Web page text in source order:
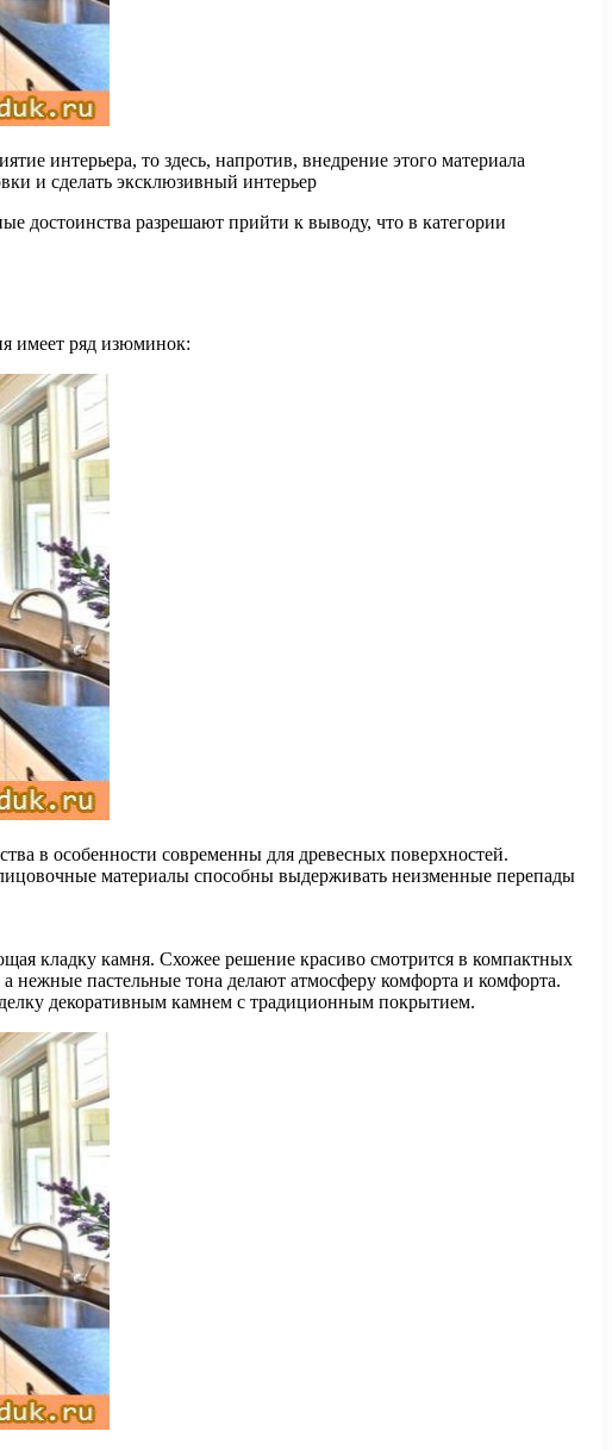
интерьера, то здесь, напротив, внедрение этого материала
и сделать эксклюзивный интерьер
достоинства разрешают прийти к выводу, что в категории
имеет ряд изюминок:
в особенности современны для древесных поверхностей.
материалы способны выдерживать неизменные перепады
кладку камня. Схожее решение красиво смотрится в компактных
нежные пастельные тона делают атмосферу комфорта и комфорта.
декоративным камнем с традиционным покрытием.